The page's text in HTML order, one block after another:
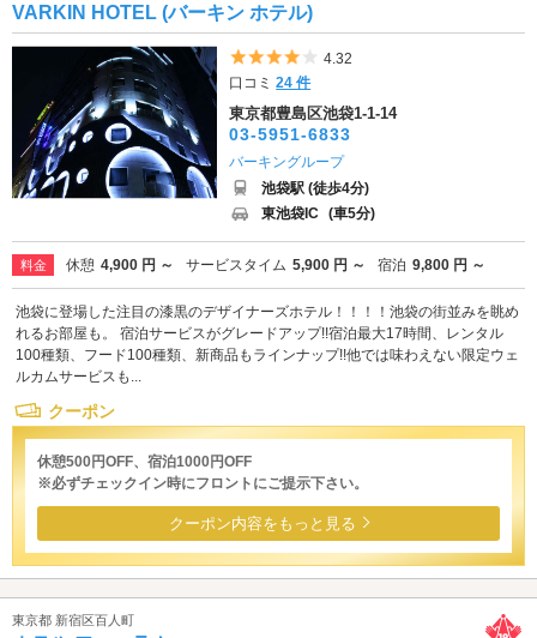
VARKIN HOTEL (バーキン ホテル)
5つ星のうち4
4.32
口コミ24 件
東京都豊島区池袋1-1-14
03-5951-6833
バーキングループ
池袋駅 (徒歩4分)
東池袋IC (車5分)
料金 休憩 4,900 円 ～ サービスタイム 5,900 円 ～ 宿泊 9,800 円 ～
池袋に登場した注目の漆黒のデザイナーズホテル！！！！池袋の街並みを眺め
れるお部屋も。 宿泊サービスがグレードアップ!!宿泊最大17時間、レンタル
100種類、フード100種類、新商品もラインナップ!!他では味わえない限定ウェ
ルカムサービスも...
クーポン
休憩500円OFF、宿泊1000円OFF
※必ずチェックイン時にフロントにご提示下さい。
クーポン内容をもっと見る
東京都 新宿区百人町